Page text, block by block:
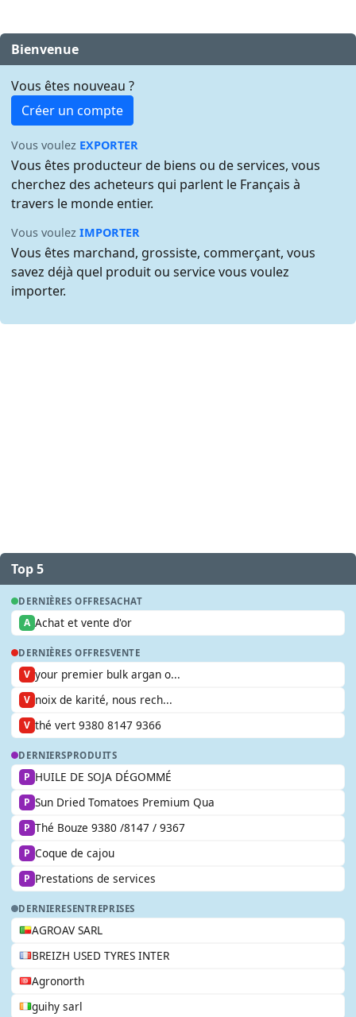
Bienvenue
Vous êtes nouveau ?
Créer un compte
Vous voulez EXPORTER
Vous êtes producteur de biens ou de services, vous
cherchez des acheteurs qui parlent le Français à
travers le monde entier.
Vous voulezIMPORTER
Vous êtes marchand, grossiste, commerçant, vous
savez déjà quel produit ou service vous voulez
importer.
Top 5
DERNIÈRES OFFRESACHAT
A Achat et vente d'or
DERNIÈRES OFFRESVENTE
V your premier bulk argan o...
V noix de karité, nous rech...
V thé vert 9380 8147 9366
DERNIERSPRODUITS
P HUILE DE SOJA DÉGOMMÉ
P Sun Dried Tomatoes Premium Qua
P Thé Bouze 9380 /8147 / 9367
P Coque de cajou
P Prestations de services
DERNIERESENTREPRISES
AGROAV SARL
BREIZH USED TYRES INTER
Agronorth
guihy sarl